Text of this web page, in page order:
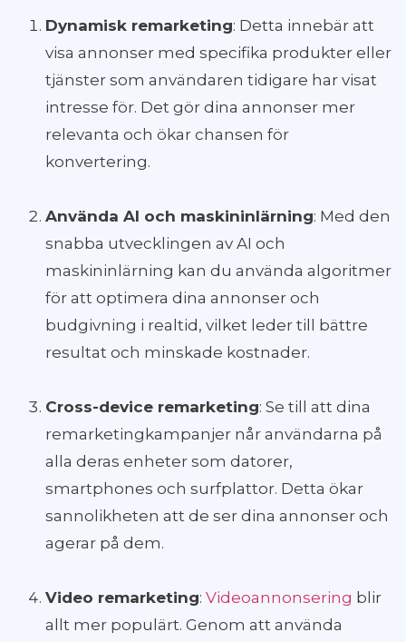
Dynamisk remarketing: Detta innebär att
visa annonser med specifika produkter eller
tjänster som användaren tidigare har visat
intresse för. Det gör dina annonser mer
relevanta och ökar chansen för
konvertering.
Använda AI och maskininlärning: Med den
snabba utvecklingen av AI och
maskininlärning kan du använda algoritmer
för att optimera dina annonser och
budgivning i realtid, vilket leder till bättre
resultat och minskade kostnader.
Cross-device remarketing: Se till att dina
remarketingkampanjer når användarna på
alla deras enheter som datorer,
smartphones och surfplattor. Detta ökar
sannolikheten att de ser dina annonser och
agerar på dem.
Video remarketing: Videoannonsering blir
allt mer populärt. Genom att använda